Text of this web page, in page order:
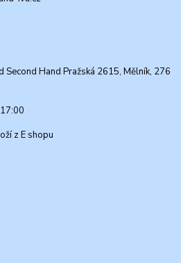
Second Hand Pražská 2615, Mělník, 276
z E shopu